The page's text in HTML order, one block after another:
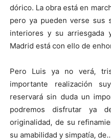
dórico. La obra está en
pero ya pueden verse sus
interiores y su arriesgada
Madrid está con ello de
Pero Luis ya no verá,
importante realización
reservará sin duda un
podremos disfrutar ya
originalidad, de su
su amabilidad y simpatía,